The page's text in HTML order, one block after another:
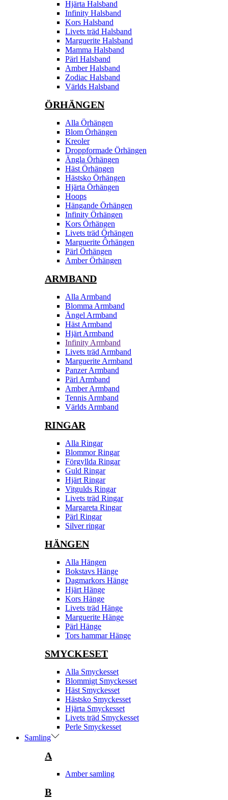
Hjärta Halsband
Infinity Halsband
Kors Halsband
Livets träd Halsband
Marguerite Halsband
Mamma Halsband
Pärl Halsband
Amber Halsband
Zodiac Halsband
Världs Halsband
ÖRHÄNGEN
Alla Örhängen
Blom Örhängen
Kreoler
Droppformade Örhängen
Ängla Örhängen
Häst Örhängen
Hästsko Örhängen
Hjärta Örhängen
Hoops
Hängande Örhängen
Infinity Örhängen
Kors Örhängen
Livets träd Örhängen
Marguerite Ôrhängen
Pärl Örhängen
Amber Örhängen
ARMBAND
Alla Armband
Blomma Armband
Ängel Armband
Häst Armband
Hjärt Armband
Infinity Armband
Livets träd Armband
Marguerite Armband
Panzer Armband
Pärl Armband
Amber Armband
Tennis Armband
Världs Armband
RINGAR
Alla Ringar
Blommor Ringar
Förgyllda Ringar
Guld Ringar
Hjärt Ringar
Vitgulds Ringar
Livets träd Ringar
Margareta Ringar
Pärl Ringar
Silver ringar
HÄNGEN
Alla Hängen
Bokstavs Hänge
Dagmarkors Hänge
Hjärt Hänge
Kors Hänge
Livets träd Hänge
Marguerite Hänge
Pärl Hänge
Tors hammar Hänge
SMYCKESET
Alla Smyckesset
Blommigt Smyckesset
Häst Smyckesset
Hästsko Smyckesset
Hjärta Smyckesset
Livets träd Smyckesset
Perle Smyckesset
Samling
A
Amber samling
B